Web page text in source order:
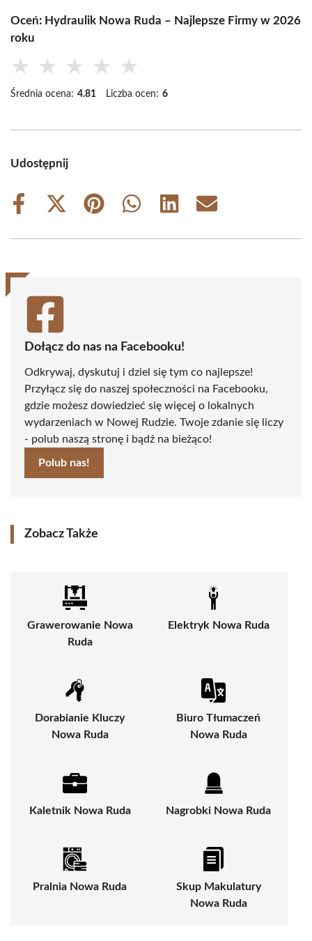
Oceń: Hydraulik Nowa Ruda – Najlepsze Firmy w 2026
roku
★ ★ ★ ★ ★
Średnia ocena: 4.81 Liczba ocen: 6
Udostępnij
Share
Share
(Twitter)
Share
Share
Share
Share
Dołącz do nas na Facebooku!
Odkrywaj, dyskutuj i dziel się tym co najlepsze!
Przyłącz się do naszej społeczności na Facebooku,
gdzie możesz dowiedzieć się więcej o lokalnych
wydarzeniach w Nowej Rudzie. Twoje zdanie się liczy
- polub naszą stronę i bądź na bieżąco!
Polub nas!
Zobacz Także
Grawerowanie Nowa
Ruda
Elektryk Nowa Ruda
Dorabianie Kluczy
Nowa Ruda
Biuro Tłumaczeń
Nowa Ruda
Kaletnik Nowa Ruda Nagrobki Nowa Ruda
Pralnia Nowa Ruda
Skup Makulatury
Nowa Ruda